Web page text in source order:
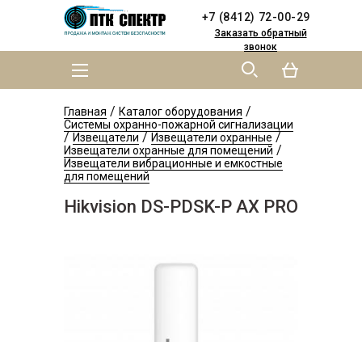
+7 (8412) 72-00-29
Заказать обратный
звонок
MAIN MENU
YOU ARE HERE
Главная / Каталог оборудования /
Системы охранно-пожарной сигнализации
/ Извещатели / Извещатели охранные /
Извещатели охранные для помещений /
Извещатели вибрационные и емкостные
для помещений
Hikvision DS-PDSK-P AX PRO